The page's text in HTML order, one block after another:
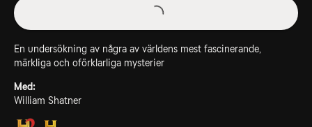
En undersökning av några av världens mest fascinerande,
märkliga och oförklarliga mysterier
Med:
William Shatner